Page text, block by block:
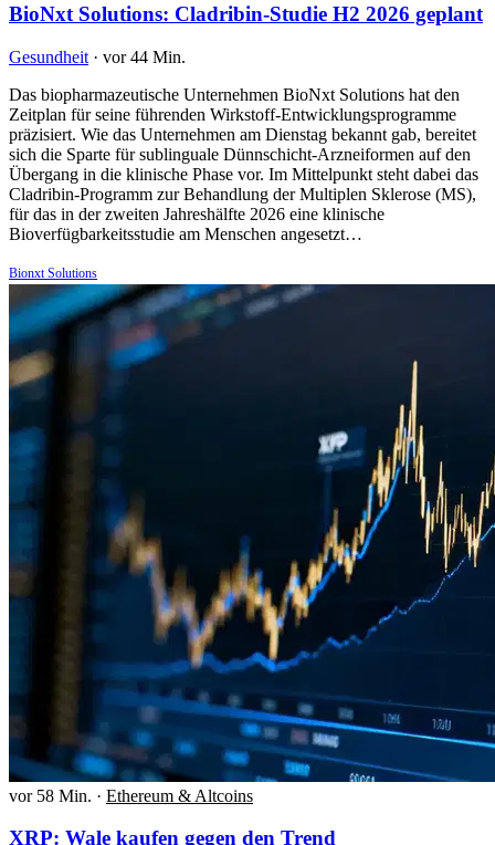
BioNxt Solutions: Cladribin-Studie H2 2026 geplant
Gesundheit · vor 44 Min.
Das biopharmazeutische Unternehmen BioNxt Solutions hat den
Zeitplan für seine führenden Wirkstoff-Entwicklungsprogramme
präzisiert. Wie das Unternehmen am Dienstag bekannt gab, bereitet
sich die Sparte für sublinguale Dünnschicht-Arzneiformen auf den
Übergang in die klinische Phase vor. Im Mittelpunkt steht dabei das
Cladribin-Programm zur Behandlung der Multiplen Sklerose (MS),
für das in der zweiten Jahreshälfte 2026 eine klinische
Bioverfügbarkeitsstudie am Menschen angesetzt…
Bionxt Solutions
vor 58 Min. · Ethereum & Altcoins
XRP: Wale kaufen gegen den Trend